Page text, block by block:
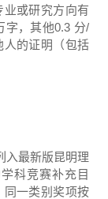
或研究方向有
字，其他0.3 分/
人的证明（包括
入最新版昆明理
科竞赛补充目
同一类别奖项按